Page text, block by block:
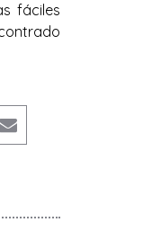
fáciles